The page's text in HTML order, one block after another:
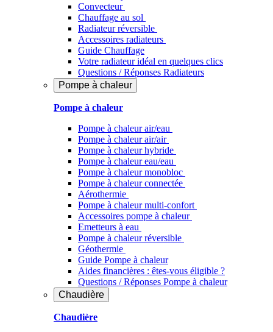
Convecteur
Chauffage au sol
Radiateur réversible
Accessoires radiateurs
Guide Chauffage
Votre radiateur idéal en quelques clics
Questions / Réponses Radiateurs
Pompe à chaleur
Pompe à chaleur
Pompe à chaleur air/eau
Pompe à chaleur air/air
Pompe à chaleur hybride
Pompe à chaleur​ eau/eau
Pompe à chaleur monobloc
Pompe à chaleur connectée
Aérothermie
Pompe à chaleur multi-confort
Accessoires pompe à chaleur
Emetteurs à eau
Pompe à chaleur réversible
Géothermie
Guide Pompe à chaleur
Aides financières : êtes-vous éligible ?
Questions / Réponses Pompe à chaleur
Chaudière
Chaudière